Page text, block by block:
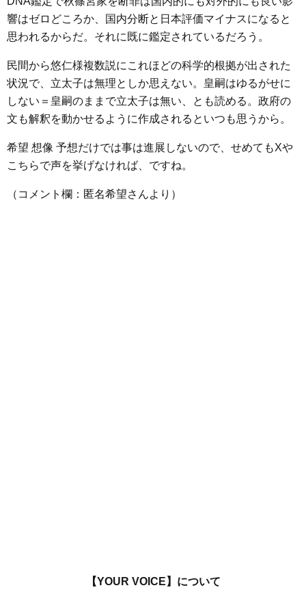
響はゼロどころか、国内分断と日本評価マイナスになると
思われるからだ。それに既に鑑定されているだろう。
民間から悠仁様複数説にこれほどの科学的根拠が出された
状況で、立太子は無理としか思えない。皇嗣はゆるがせに
しない＝皇嗣のままで立太子は無い、とも読める。政府の
文も解釈を動かせるように作成されるといつも思うから。
希望 想像 予想だけでは事は進展しないので、せめてもXや
こちらで声を挙げなければ、ですね。
（コメント欄：匿名希望さんより）
【YOUR VOICE】について